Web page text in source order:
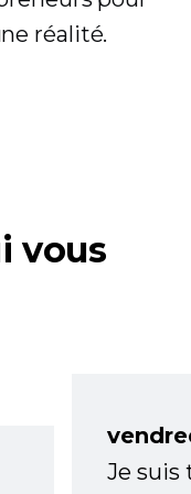
réalité.
vous
Je